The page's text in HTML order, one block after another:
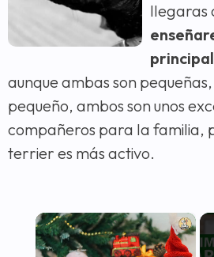
llegaras
aunque ambas son
pequeño, ambos son unos
compañeros para la familia,
terrier es más activo.
×